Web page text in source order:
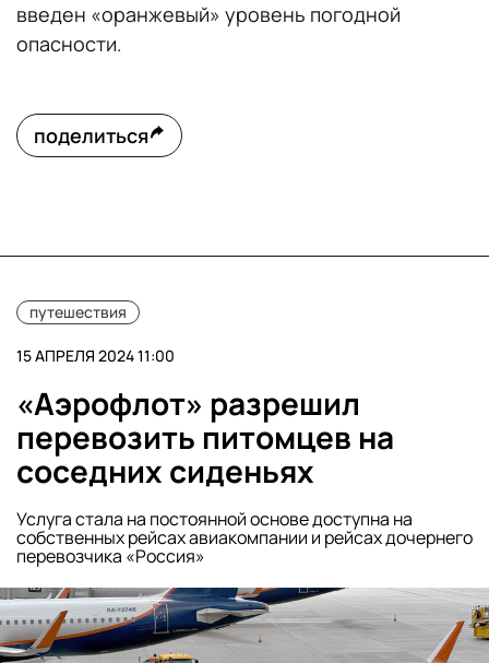
введен «оранжевый» уровень погодной
опасности.
поделиться
путешествия
15 АПРЕЛЯ 2024 11:00
«Аэрофлот» разрешил
перевозить питомцев на
соседних сиденьях
Услуга стала на постоянной основе доступна на
собственных рейсах авиакомпании и рейсах дочернего
перевозчика «Россия»